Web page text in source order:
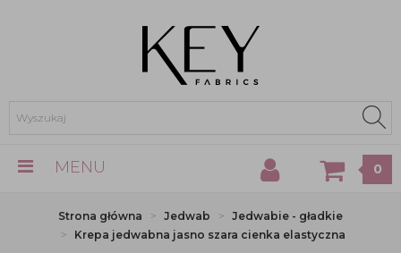
MENU 0
Strona główna Jedwab
Jedwabie - gładkie
Krepa jedwabna jasno szara cienka elastyczna